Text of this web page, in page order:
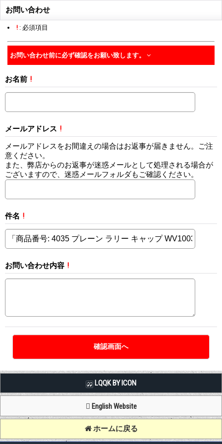
お問い合わせ
! : 必須項目
お問い合わせ前に必ず確認をお願い致します。
お名前 !
メールアドレス !
メールアドレスをお間違えの場合はお返事が届きません。ご注
意ください。
また、弊店からのお返事が迷惑メールとして処理される場合が
ございますので、迷惑メールフォルダもご確認ください。
件名 !
お問い合わせ内容 !
LQQK BY ICON
English Website
ホームに戻る